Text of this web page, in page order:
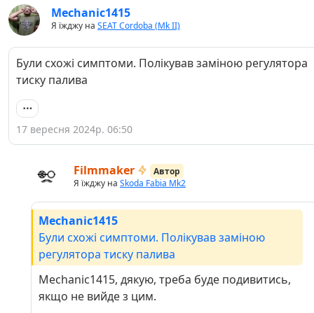
Mechanic1415
Я їжджу на SEAT Cordoba (Mk II)
Були схожі симптоми. Полікував заміною регулятора
тиску палива
17 вересня 2024р. 06:50
Filmmaker
Автор
Я їжджу на Skoda Fabia Mk2
Mechanic1415
Були схожі симптоми. Полікував заміною
регулятора тиску палива
Mechanic1415, дякую, треба буде подивитись,
якщо не вийде з цим.